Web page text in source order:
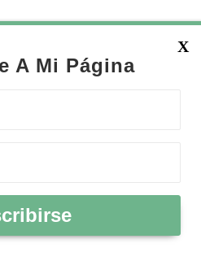
A Mi Página
X
De Vida